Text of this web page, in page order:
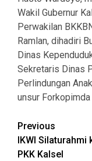
Wakil Gubernur
Perwakilan
Ramlan, dihadiri
Dinas
Sekretaris Dinas
Perlindungan
unsur
Continue
Reading
Previous
IKWI Silaturahmi
PKK Kalsel